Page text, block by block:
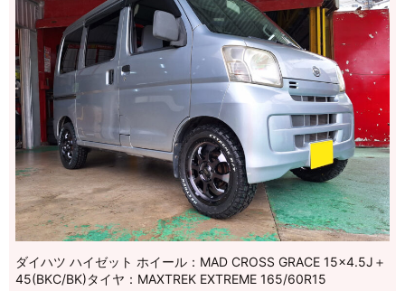
ダイハツ ハイゼット ホイール：MAD CROSS GRACE 15×4.5J＋
45(BKC/BK)タイヤ：MAXTREK EXTREME 165/60R15